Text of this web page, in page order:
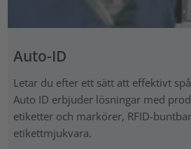
Auto-ID
Letar du efter ett sätt att effektivt
Auto ID erbjuder lösningar med
etiketter och markörer, RFID-
etikettmjukvara.